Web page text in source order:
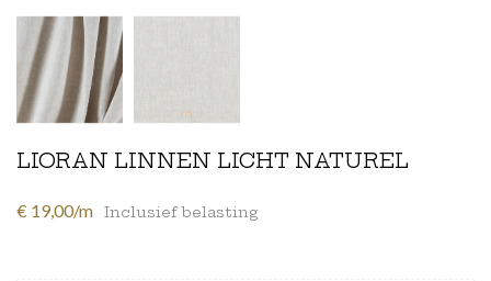
LIORAN LINNEN LICHT NATUREL
€ 19,00/m Inclusief belasting